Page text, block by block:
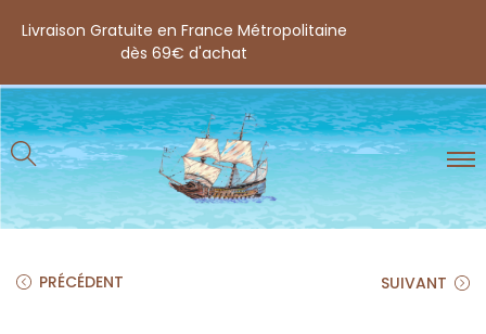
Livraison Gratuite en France Métropolitaine
dès 69€ d'achat
PRÉCÉDENT SUIVANT